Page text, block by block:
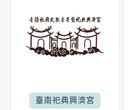
臺南祀典興濟宮